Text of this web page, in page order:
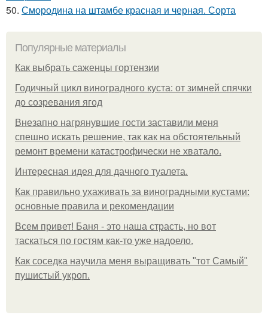
50. Смородина на штамбе красная и черная. Сорта
Популярные материалы
Как выбрать саженцы гортензии
Годичный цикл виноградного куста: от зимней спячки
до созревания ягод
Внезапно нагрянувшие гости заставили меня
спешно искать решение, так как на обстоятельный
ремонт времени катастрофически не хватало.
Интересная идея для дачного туалета.
Как правильно ухаживать за виноградными кустами:
основные правила и рекомендации
Всем привет! Баня - это наша страсть, но вот
таскаться по гостям как-то уже надоело.
Как соседка научила меня выращивать "тот Самый"
пушистый укроп.